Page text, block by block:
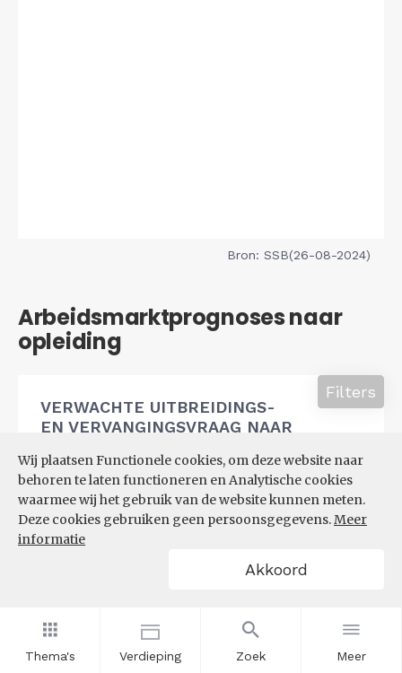
Thema's Verdieping Zoek Meer
Wij plaatsen Functionele cookies, om deze website naar
behoren te laten functioneren en Analytische cookies
waarmee wij het gebruik van de website kunnen meten.
Deze cookies gebruiken geen persoonsgegevens.Meer
informatie
Akkoord
Bron: SSB(26-08-2024)
Arbeidsmarktprognoses naar
opleiding
VERWACHTE UITBREIDINGS-
EN VERVANGINGSVRAAG NAAR
Filters